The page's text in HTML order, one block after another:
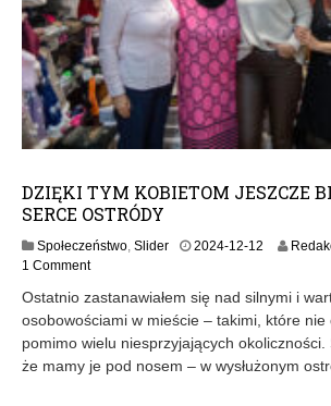
DZIĘKI TYM KOBIETOM JESZCZE
SERCE OSTRÓDY
Społeczeństwo, Slider 2024-12-12
4
1
2
1 Comment
Ostatnio zastanawiałem się nad silnymi i
osobowościami w mieście – takimi, które nie
pomimo wielu niesprzyjających okoliczności.
że mamy je pod nosem – w wysłużonym